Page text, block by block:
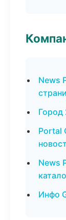
News
Город
Portal
News
Инфо